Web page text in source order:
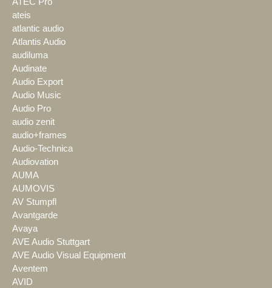
ATEC Pro
ateis
atlantic audio
Atlantis Audio
audiluma
Audinate
Audio Export
Audio Music
Audio Pro
audio zenit
audio+frames
Audio-Technica
Audiovation
AUMA
AUMOVIS
AV Stumpfl
Avantgarde
Avaya
AVE Audio Stuttgart
AVE Audio Visual Equipment
Aventem
AVID